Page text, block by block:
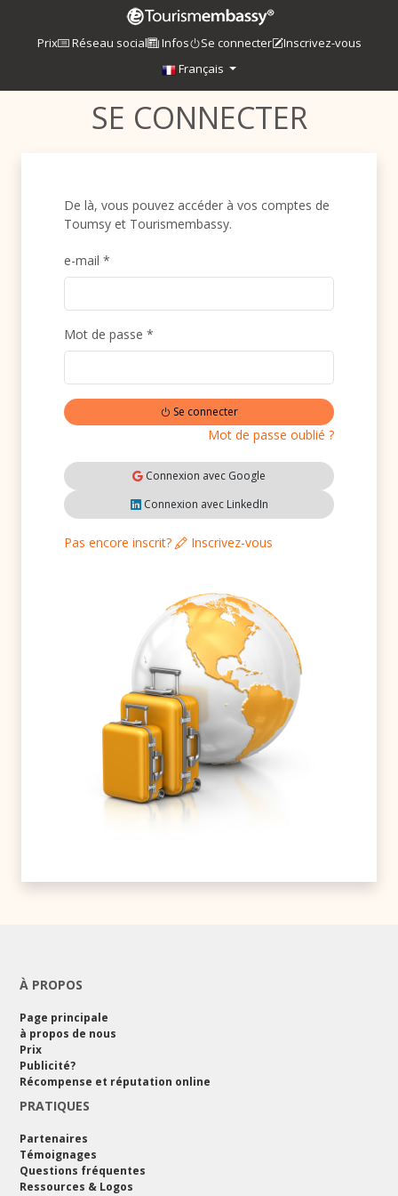
Prix Réseau social Infos Se connecter
Inscrivez-vous
Français
SE CONNECTER
De là, vous pouvez accéder à vos comptes de
Toumsy et Tourismembassy.
e-mail *
Mot de passe *
Se connecter
Mot de passe oublié ?
Connexion avec Google
Connexion avec LinkedIn
Pas encore inscrit? Inscrivez-vous
À PROPOS
Page principale
à propos de nous
Prix
Publicité?
Récompense et réputation online
PRATIQUES
Partenaires
Témoignages
Questions fréquentes
Ressources & Logos